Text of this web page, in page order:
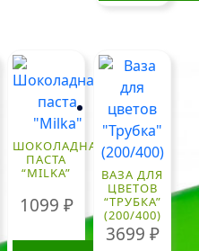
ШОКОЛАДНАЯ
ПАСТА
“MILKA”
1099 ₽
ВАЗА ДЛЯ
ЦВЕТОВ
“ТРУБКА”
(200/400)
3699 ₽